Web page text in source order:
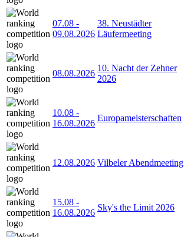
07.08 -
09.08.2026
38. Neustädter
Läufermeeting
08.08.2026
10. Nacht der Zehner
2026
10.08 -
16.08.2026
Europameisterschaften
12.08.2026 Vilbeler Abendmeeting
15.08 -
16.08.2026
Sky's the Limit 2026